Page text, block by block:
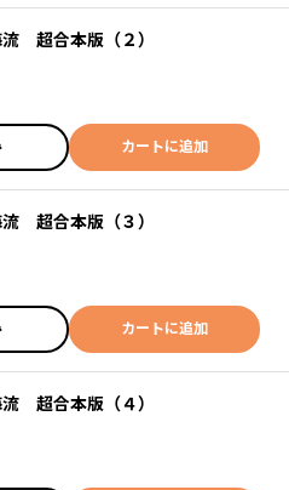
超合本版（２）
カートに追加
超合本版（３）
カートに追加
超合本版（４）